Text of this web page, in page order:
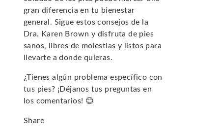
gran diferencia en tu bienestar
general. Sigue estos consejos de la
Dra. Karen Brown y disfruta de pies
sanos, libres de molestias y listos para
llevarte a donde quieras.
¿Tienes algún problema específico con
tus pies? ¡Déjanos tus preguntas en
los comentarios! 😊
Share